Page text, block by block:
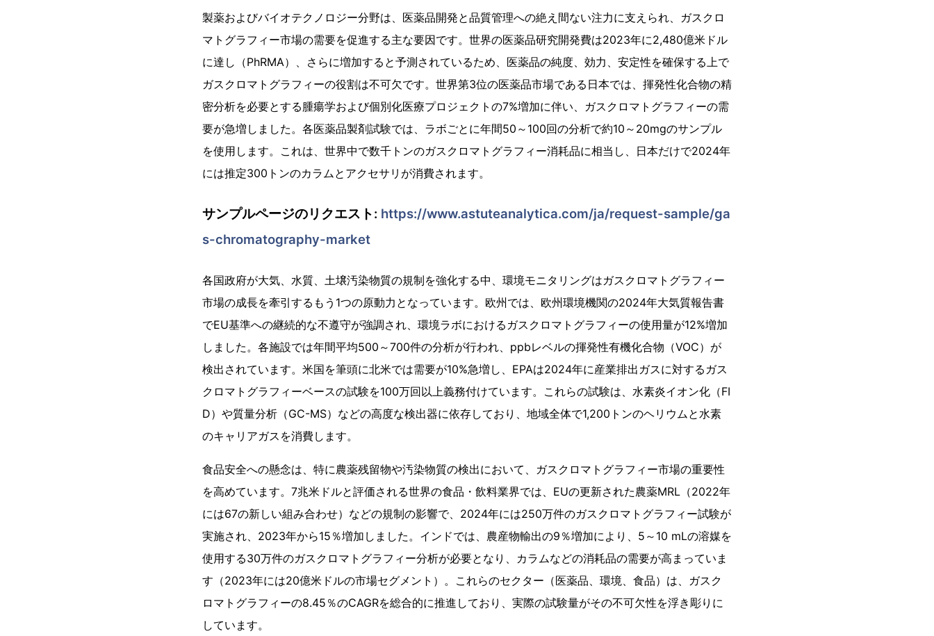
製薬およびバイオテクノロジー分野は、医薬品開発と品質管理への絶え間ない注力に支えられ、ガスクロ
マトグラフィー市場の需要を促進する主な要因です。世界の医薬品研究開発費は2023年に2,480億米ドル
に達し（PhRMA）、さらに増加すると予測されているため、医薬品の純度、効力、安定性を確保する上で
ガスクロマトグラフィーの役割は不可欠です。世界第3位の医薬品市場である日本では、揮発性化合物の精
密分析を必要とする腫瘍学および個別化医療プロジェクトの7%増加に伴い、ガスクロマトグラフィーの需
要が急増しました。各医薬品製剤試験では、ラボごとに年間50～100回の分析で約10～20mgのサンプル
を使用します。これは、世界中で数千トンのガスクロマトグラフィー消耗品に相当し、日本だけで2024年
には推定300トンのカラムとアクセサリが消費されます。
サンプルページのリクエスト: https://www.astuteanalytica.com/ja/request-sample/ga
s-chromatography-market
各国政府が大気、水質、土壌汚染物質の規制を強化する中、環境モニタリングはガスクロマトグラフィー
市場の成長を牽引するもう1つの原動力となっています。欧州では、欧州環境機関の2024年大気質報告書
でEU基準への継続的な不遵守が強調され、環境ラボにおけるガスクロマトグラフィーの使用量が12%増加
しました。各施設では年間平均500～700件の分析が行われ、ppbレベルの揮発性有機化合物（VOC）が
検出されています。米国を筆頭に北米では需要が10%急増し、EPAは2024年に産業排出ガスに対するガス
クロマトグラフィーベースの試験を100万回以上義務付けています。これらの試験は、水素炎イオン化（FI
D）や質量分析（GC-MS）などの高度な検出器に依存しており、地域全体で1,200トンのヘリウムと水素
のキャリアガスを消費します。
食品安全への懸念は、特に農薬残留物や汚染物質の検出において、ガスクロマトグラフィー市場の重要性
を高めています。7兆米ドルと評価される世界の食品・飲料業界では、EUの更新された農薬MRL（2022年
には67の新しい組み合わせ）などの規制の影響で、2024年には250万件のガスクロマトグラフィー試験が
実施され、2023年から15％増加しました。インドでは、農産物輸出の9％増加により、5～10 mLの溶媒を
使用する30万件のガスクロマトグラフィー分析が必要となり、カラムなどの消耗品の需要が高まっていま
す（2023年には20億米ドルの市場セグメント）。これらのセクター（医薬品、環境、食品）は、ガスク
ロマトグラフィーの8.45％のCAGRを総合的に推進しており、実際の試験量がその不可欠性を浮き彫りに
しています。